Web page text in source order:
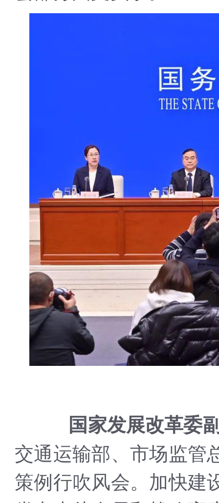
国家发展改革委
交通运输部、市场监管
策例行吹风会。加快建